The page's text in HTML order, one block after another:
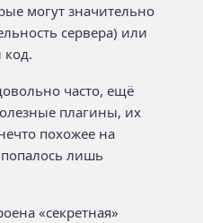
могут значительно
сервера) или
код.
часто, ещё
плагины, их
похожее на
лишь
«секретная»